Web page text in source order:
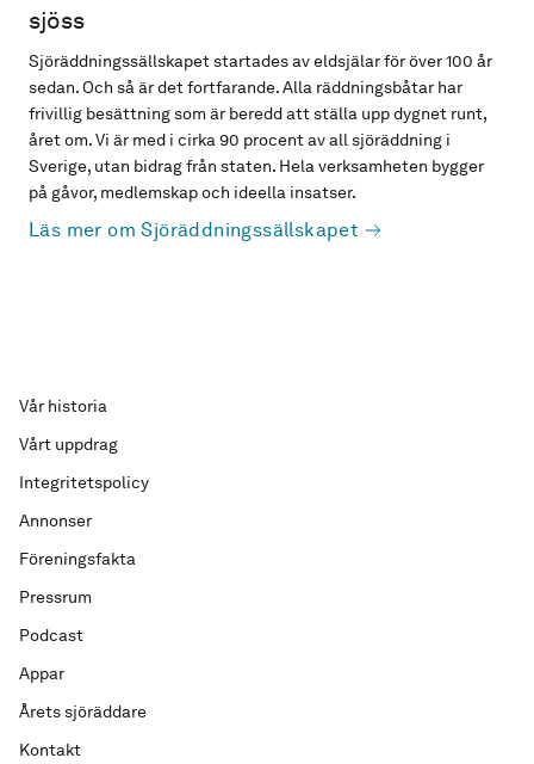
sjöss
Sjöräddningssällskapet startades av eldsjälar för över 100 år
sedan. Och så är det fortfarande. Alla räddningsbåtar har
frivillig besättning som är beredd att ställa upp dygnet runt,
året om. Vi är med i cirka 90 procent av all sjöräddning i
Sverige, utan bidrag från staten. Hela verksamheten bygger
på gåvor, medlemskap och ideella insatser.
Läs mer om Sjöräddningssällskapet
Vår historia
Vårt uppdrag
Integritetspolicy
Annonser
Föreningsfakta
Pressrum
Podcast
Appar
Årets sjöräddare
Kontakt